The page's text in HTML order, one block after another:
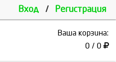
Вход / Регистрация
Ваша корзина:
0 / 0